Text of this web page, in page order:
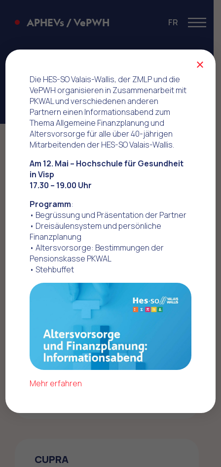
APHEVs / VePWH FR
Menu
Fahrzeuge
Home
Offres commerciales
Mobilität - Fahrzeuge
Mobilität - Fahrzeuge
Der ZMLP-Mitglieder profitieren von einem
Spezialkonditionen
CUPRA
Die HES-SO Valais-Wallis, der ZMLP und die
VePWH organisieren in Zusammenarbeit mit
PKWAL und verschiedenen anderen
Partnern einen Informationsabend zum
Thema Allgemeine Finanzplanung und
Altersvorsorge für alle über 40-jährigen
Mitarbeitenden der HES-SO Valais-Wallis.
Am 12. Mai – Hochschule für Gesundheit
in Visp
17.30 – 19.00 Uhr
Programm:
• Begrüssung und Präsentation der Partner
• Dreisäulensystem und persönliche
Finanzplanung
• Altersvorsorge: Bestimmungen der
Pensionskasse PKWAL
• Stehbuffet
Mehr erfahren
×